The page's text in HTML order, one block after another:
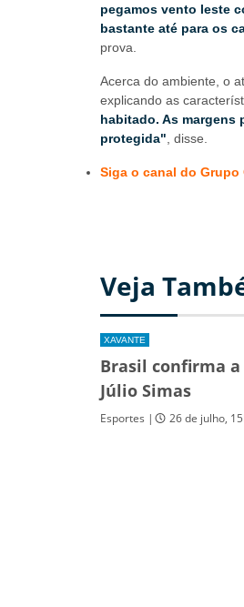
pegamos vento leste
bastante até para os
prova.
Acerca do ambiente, o
explicando as
habitado. As margens
protegida" , disse.
Siga o canal do
Veja
XAVANTE
Brasil confirma
Júlio Simas
Esportes | 26 de julho,